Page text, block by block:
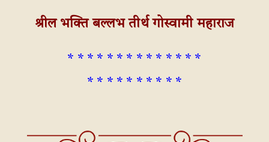
श्रील भक्ति बल्लभ तीर्थ गोस्वामी महाराज
* * * * * * * * * * * * * *
* * * * * * * * * *